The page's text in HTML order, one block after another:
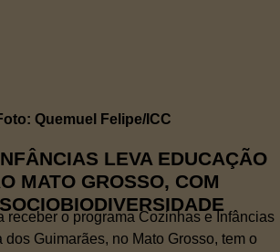
LEVA EDUCAÇÃO
MATO GROSSO, COM
receber o programa Cozinhas e Infâncias
dos Guimarães, no Mato Grosso, tem o